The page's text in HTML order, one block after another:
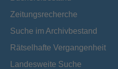
Zeitungsrecherche
Suche im Archivbestand
Rätselhafte Vergangenheit
Landesweite Suche